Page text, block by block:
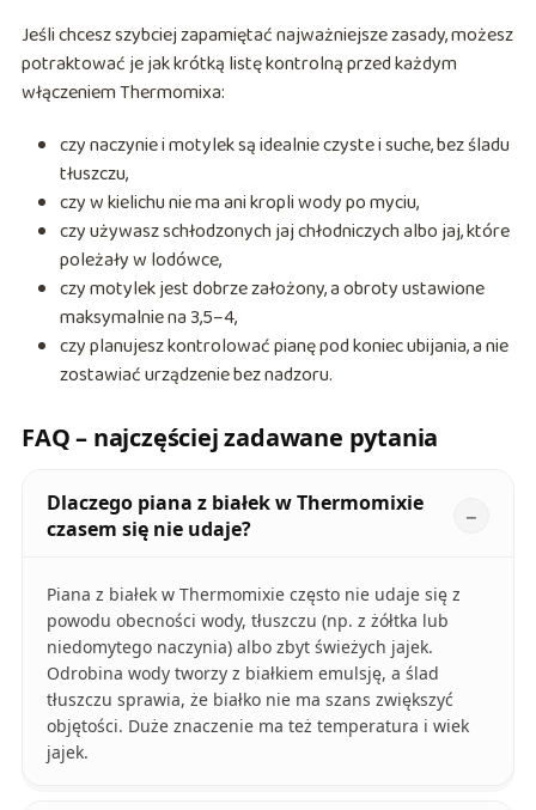
Jeśli chcesz szybciej zapamiętać najważniejsze zasady, możesz
potraktować je jak krótką listę kontrolną przed każdym
włączeniem Thermomixa:
czy naczynie i motylek są idealnie czyste i suche, bez śladu
tłuszczu,
czy w kielichu nie ma ani kropli wody po myciu,
czy używasz schłodzonych jaj chłodniczych albo jaj, które
poleżały w lodówce,
czy motylek jest dobrze założony, a obroty ustawione
maksymalnie na 3,5–4,
czy planujesz kontrolować pianę pod koniec ubijania, a nie
zostawiać urządzenie bez nadzoru.
FAQ – najczęściej zadawane pytania
Dlaczego piana z białek w Thermomixie
czasem się nie udaje?
Piana z białek w Thermomixie często nie udaje się z
powodu obecności wody, tłuszczu (np. z żółtka lub
niedomytego naczynia) albo zbyt świeżych jajek.
Odrobina wody tworzy z białkiem emulsję, a ślad
tłuszczu sprawia, że białko nie ma szans zwiększyć
objętości. Duże znaczenie ma też temperatura i wiek
jajek.